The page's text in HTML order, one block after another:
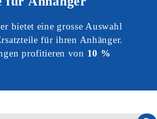
bietet eine grosse Auswahl
für ihren Anhänger.
profitieren von 10 %